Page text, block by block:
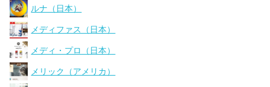
ルナ（日本）
メディファス（日本）
メディ・プロ（日本）
メリック（アメリカ）